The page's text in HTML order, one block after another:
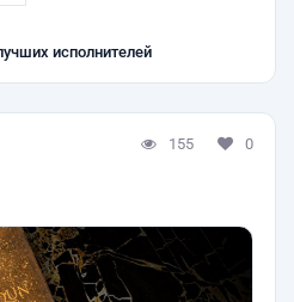
исполнителей
155 0